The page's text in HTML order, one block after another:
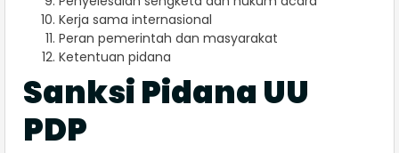
Kerja sama internasional
Peran pemerintah dan masyarakat
Ketentuan pidana
Sanksi Pidana UU
PDP